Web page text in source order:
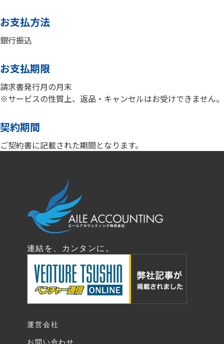
お支払方法
銀行振込
お支払期限
請求書発行月の月末
※サービスの性質上、返品・キャンセルはお受けできません。
契約期間
ご契約書に記載された期間となります。
連結を、カンタンに。
運営会社
お問い合わせ